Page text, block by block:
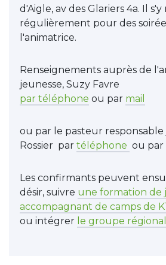
d'Aigle, av des Glariers 4a. Il
régulièrement pour des
l'animatrice.
Renseignements auprès de
jeunesse, Suzy Favre
par téléphone ou par mail
ou par le pasteur responsable
Rossier par téléphone ou par
Les confirmants peuvent
désir, suivre une formation de
accompagnant de camps de
ou intégrer le groupe